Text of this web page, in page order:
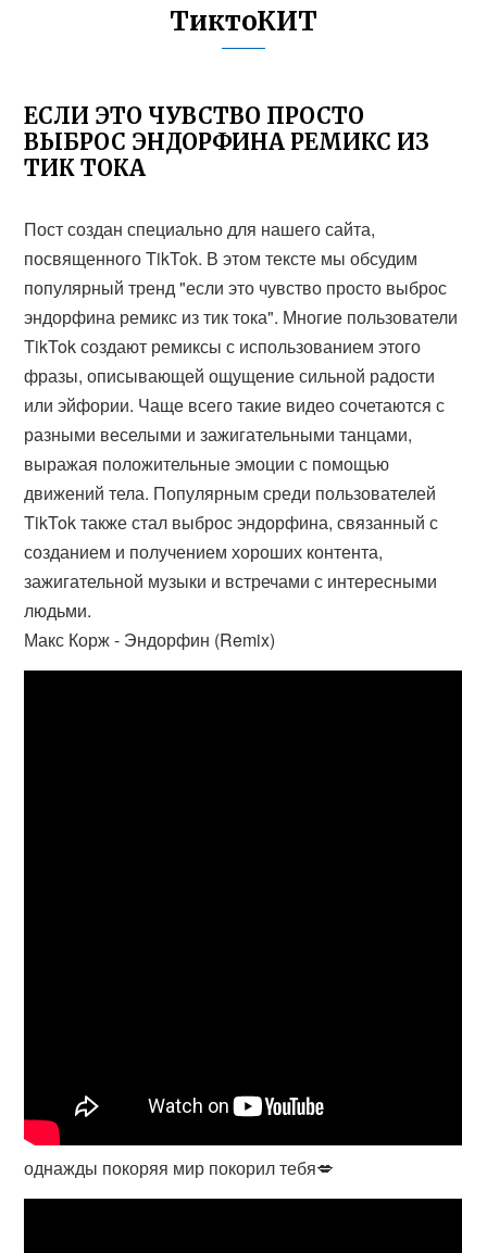
ТиктоКИТ
ЕСЛИ ЭТО ЧУВСТВО ПРОСТО
ВЫБРОС ЭНДОРФИНА РЕМИКС ИЗ
ТИК ТОКА
Пост создан специально для нашего сайта,
посвященного TikTok. В этом тексте мы обсудим
популярный тренд "если это чувство просто выброс
эндорфина ремикс из тик тока". Многие пользователи
TikTok создают ремиксы с использованием этого
фразы, описывающей ощущение сильной радости
или эйфории. Чаще всего такие видео сочетаются с
разными веселыми и зажигательными танцами,
выражая положительные эмоции с помощью
движений тела. Популярным среди пользователей
TikTok также стал выброс эндорфина, связанный с
созданием и получением хороших контента,
зажигательной музыки и встречами с интересными
людьми.
Макс Корж - Эндорфин (Remix)
однажды покоряя мир покорил тебя💋